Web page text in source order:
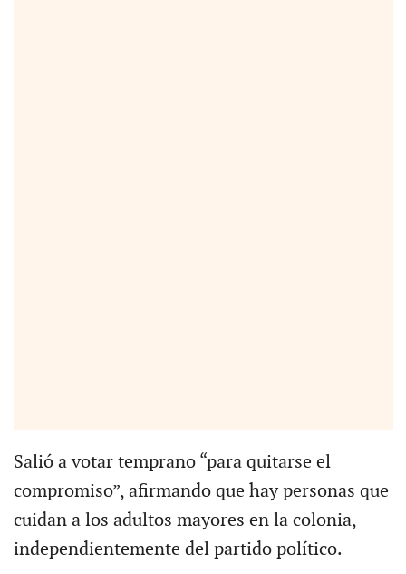
Salió a votar temprano “para quitarse el
compromiso”, afirmando que hay personas que
cuidan a los adultos mayores en la colonia,
independientemente del partido político.